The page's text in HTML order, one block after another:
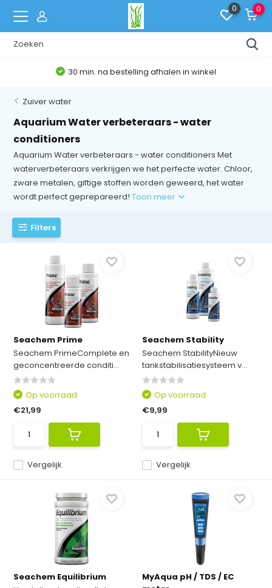
0 0
Belgische Webshop
Zuiver water
Aquarium Water verbeteraars - water
conditioners
Aquarium Water verbeteraars - water conditioners Met
waterverbeteraars verkrijgen we het perfecte water. Chloor,
zware metalen, giftige stoffen worden geweerd, het water
wordt perfect geprepareerd!Toon meer
Filters
Seachem Prime
Seachem PrimeComplete en
geconcentreerde conditi...
Vergelijk
Op voorraad
€21,99
Seachem Stability
Seachem StabilityNieuw
tankstabilisatiesysteem v...
Vergelijk
Op voorraad
€9,99
Seachem Equilibrium
MyAqua pH / TDS / EC